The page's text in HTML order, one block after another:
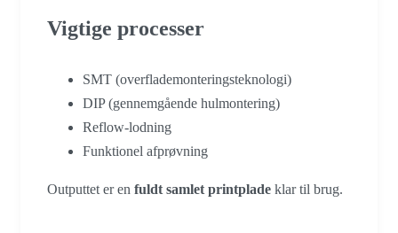
Vigtige processer
SMT (overflademonteringsteknologi)
DIP (gennemgående hulmontering)
Reflow-lodning
Funktionel afprøvning
Outputtet er en fuldt samlet printplade klar til brug.